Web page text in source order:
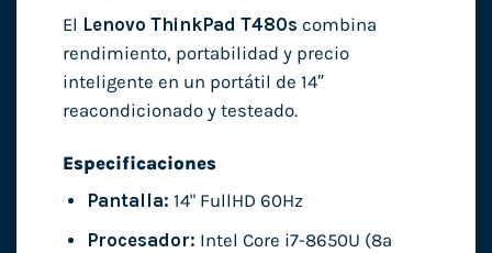
El Lenovo ThinkPad T480s combina
rendimiento, portabilidad y precio
inteligente en un portátil de 14″
reacondicionado y testeado.
Especificaciones
Pantalla: 14" FullHD 60Hz
Procesador: Intel Core i7-8650U (8ª